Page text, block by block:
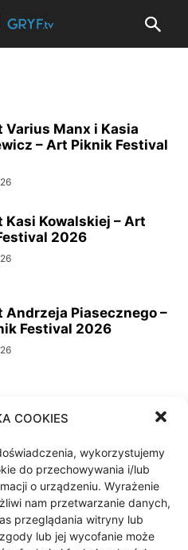
COOKIES
wykorzystujemy
do przechowywania i/lub
o urządzeniu. Wyrażenie
nam przetwarzanie danych,
przeglądania witryny lub
lub jej wycofanie może
Varius Manx i Kasia
– Art Piknik Festival
Kasi Kowalskiej – Art
2026
Andrzeja Piasecznego –
Festival 2026
2026
Lato w Szczecinku
2026